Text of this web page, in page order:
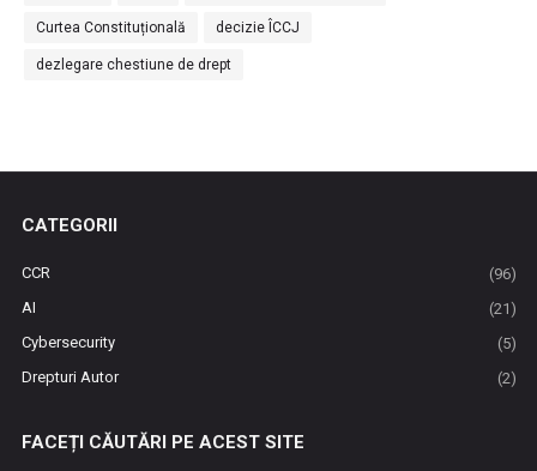
Curtea Constituțională decizie ÎCCJ
dezlegare chestiune de drept
CATEGORII
CCR
(96)
AI
(21)
Cybersecurity
(5)
Drepturi Autor
(2)
FACEȚI CĂUTĂRI PE ACEST SITE